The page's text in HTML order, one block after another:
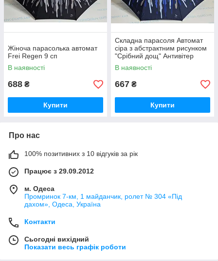
Жіноча парасолька автомат
Frei Regen 9 сп
В наявності
688 ₴
Купити
Складна парасоля Автомат
сіра з абстрактним рисунком
"Срібний дощ" Антивітер
В наявності
667 ₴
Купити
Про нас
100% позитивних з 10 відгуків за рік
Працює з 29.09.2012
м. Одеса
Промринок 7-км, 1 майданчик, ролет № 304 «Під
дахом», Одеса, Україна
Контакти
Сьогодні вихідний
Показати весь графік роботи